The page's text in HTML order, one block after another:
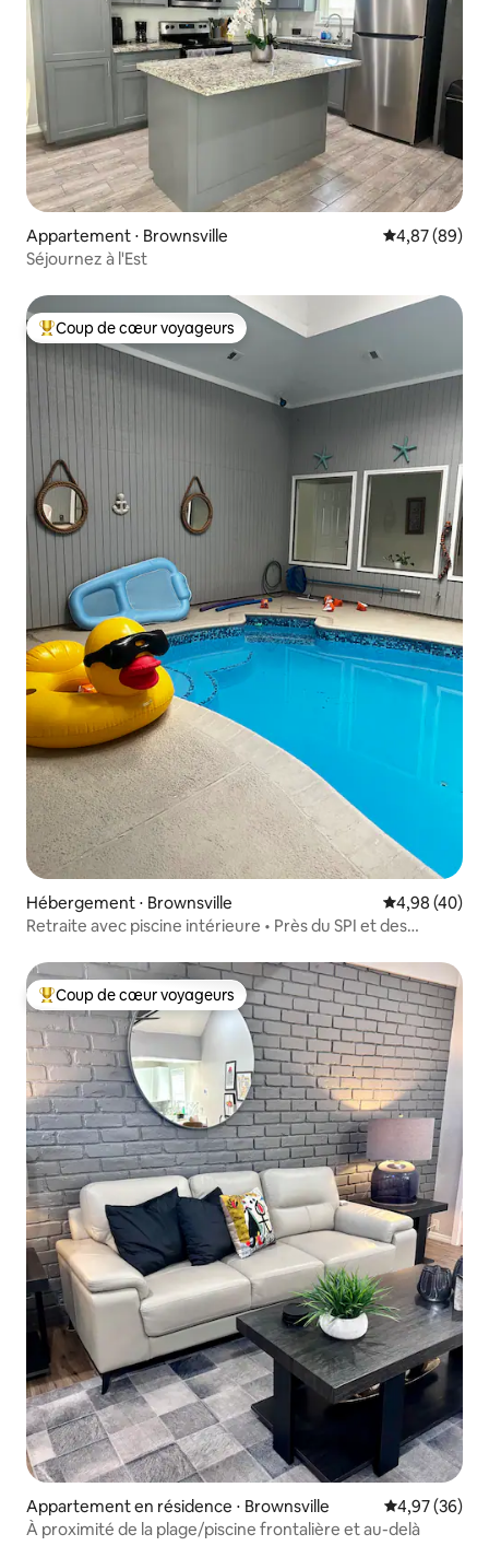
Appartement ⋅ Brownsville Évaluation
4,87 (89)
Séjournez à l'Est
Coups de cœur voyageurs les plus appréciés
Coup de cœur voyageurs
Hébergement ⋅ Brownsville Évaluation
4,98 (40)
Retraite avec piscine intérieure • Près du SPI et des
Coups de cœur voyageurs les plus appréciés
Coup de cœur voyageurs
Appartement en résidence ⋅ Brownsville Évaluation
4,97 (36)
À proximité de la plage/piscine frontalière et au-delà